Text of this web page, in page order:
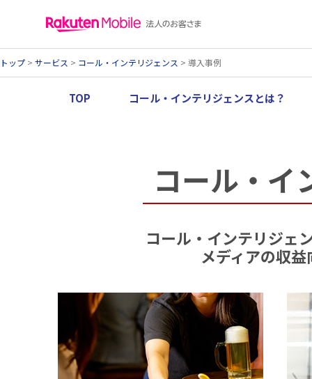
トップ > サービス > コール・インテリジェンス > 導入事例
TOP コール・インテリジェンスとは？
コール・イ
コール・インテリジェ
メディアの収